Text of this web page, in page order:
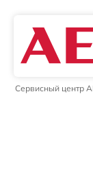
Сервисный центр